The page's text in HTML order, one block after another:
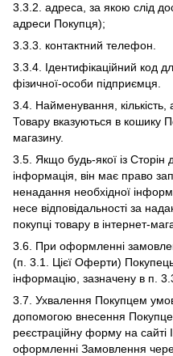
3.3.2. адреса, за якою слід
адреси Покупця);
3.3.3. контактний телефон.
3.3.4. Ідентифікаційний код
фізичної-особи підприємця.
3.4. Найменування,
Товару вказуються в кошику
магазину.
3.5. Якщо будь-якої із Сторін
інформація, він має право
ненадання необхідної
несе відповідальності за
покупці товару в інтернет-
3.6. При оформленні
(п. 3.1. Цієї Оферти)
інформацію, зазначену в п.
3.7. Ухвалення Покупцем
допомогою внесення
реєстраційну форму на сайті
оформленні Замовлення